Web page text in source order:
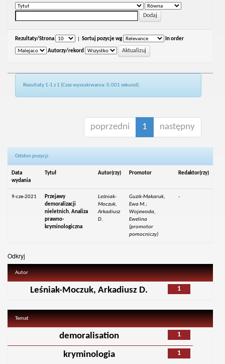
Rezultaty/Strona Sortuj pozycje wg In order
Autorzy/rekord
Rezultaty 1-1 z 1 (Czas wyszukiwania: 0.001 sekund).
poprzedni 1 następny
Odsłon pozycji:
Data
wydania
Tytuł Autor(rzy) Promotor Redaktor(rzy)
9-cze-2021
Przejawy
demoralizacji
nieletnich. Analiza
prawno-
kryminologiczna
Leśniak-
Moczuk,
Arkadiusz
D.
Guzik-Makaruk,
Ewa M.;
Wojewoda,
Ewelina
(promotor
pomocniczy)
-
Odkryj
Autor
1
Leśniak-Moczuk, Arkadiusz D.
Temat
1
demoralisation
1
kryminologia